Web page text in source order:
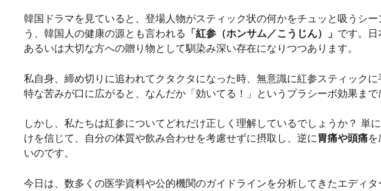
韓国ドラマを見ていると、登場人物がスティック状の何かをチュッと吸うシ
う、韓国人の健康の源とも言われる 「紅参（ホンサム／こうじん）」 です。日
あるいは大切な方への贈り物として馴染み深い存在になりつつあります。
私自身、締め切りに追われてクタクタになった時、無意識に紅参スティック
特な苦みが口に広がると、なんだか「効いてる！」というプラシーボ効果まで
しかし、私たちは紅参についてどれだけ正しく理解しているでしょうか？ 単
けを信じて、自分の体質や飲み合わせを考慮せずに摂取し、逆に胃痛や頭痛
いのです。
今日は、数多くの医学資料や公的機関のガイドラインを分析してきたエディ